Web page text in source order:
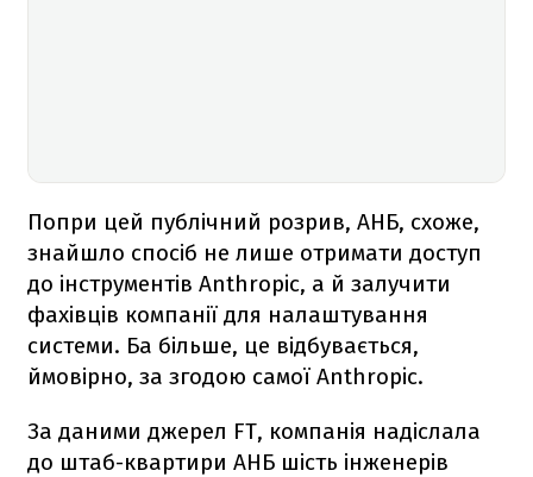
Попри цей публічний розрив, АНБ, схоже,
знайшло спосіб не лише отримати доступ
до інструментів Anthropic, а й залучити
фахівців компанії для налаштування
системи. Ба більше, це відбувається,
ймовірно, за згодою самої Anthropic.
За даними джерел FT, компанія надіслала
до штаб-квартири АНБ шість інженерів